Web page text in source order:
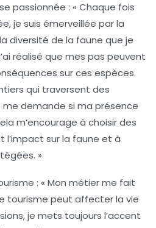
passionnée : « Chaque fois
je suis émerveillée par la
diversité de la faune que je
réalisé que mes pas peuvent
sur ces espèces.
qui traversent des
demande si ma présence
m’encourage à choisir des
l’impact sur la faune et à
»
: « Mon métier me fait
tourisme peut affecter la vie
je mets toujours l’accent